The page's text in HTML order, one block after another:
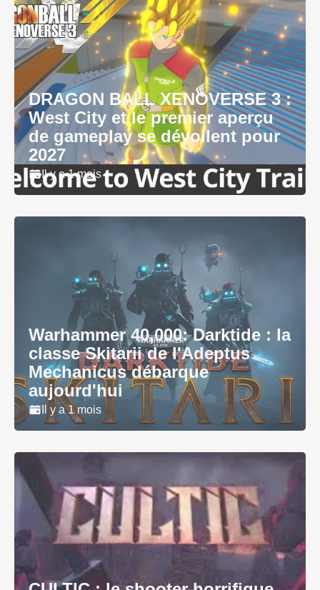
DRAGON BALL XENOVERSE 3 :
West City et le premier aperçu
de gameplay se dévoilent pour
2027
Il y a 1 mois
Warhammer 40,000: Darktide : la
classe Skitarii de l'Adeptus
Mechanicus débarque
aujourd'hui
Il y a 1 mois